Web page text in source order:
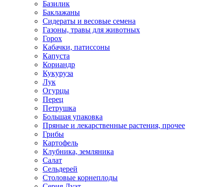
Базилик
Баклажаны
Сидераты и весовые семена
Газоны, травы для животных
Горох
Кабачки, патиссоны
Капуста
Кориандр
Кукуруза
Лук
Огурцы
Перец
Петрушка
Большая упаковка
Пряные и лекарственные растения, прочее
Грибы
Картофель
Клубника, земляника
Салат
Сельдерей
Столовые корнеплоды